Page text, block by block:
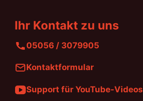
Ihr Kontakt zu uns
05056 / 3079905
Kontaktformular
Support für YouTube-Videos